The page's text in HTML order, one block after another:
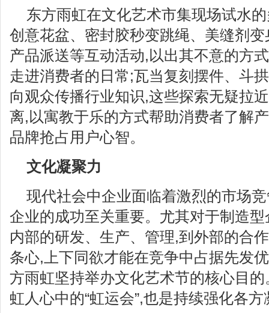
东方雨虹在文化艺术市集现场试水
创意花盆、密封胶秒变跳绳、美缝剂
产品派送等互动活动,以出其不意的方
走进消费者的日常;瓦当复刻摆件、斗
向观众传播行业知识,这些探索无疑拉
离,以寓教于乐的方式帮助消费者了解
品牌抢占用户心智。
文化凝聚力
现代社会中企业面临着激烈的市场
企业的成功至关重要。尤其对于制造
内部的研发、生产、管理,到外部的合
条心,上下同欲才能在竞争中占据先发
方雨虹坚持举办文化艺术节的核心目
虹人心中的“虹运会”,也是持续强化各